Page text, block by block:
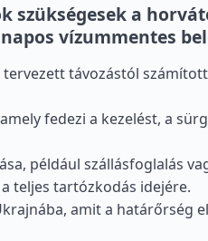
szükségesek a
vízummentes
tervezett távozástól
fedezi a kezelést, a
például szállásfoglalás
teljes tartózkodás idejére.
amit a határőrség